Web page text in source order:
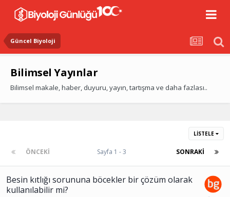
Güncel Biyoloji
Bilimsel Yayınlar
Bilimsel makale, haber, duyuru, yayın, tartışma ve daha fazlası..
LISTELE
ÖNCEKI SONRAKI
Sayfa 1 - 3
Besin kıtlığı sorununa böcekler bir çözüm olarak
kullanılabilir mi?